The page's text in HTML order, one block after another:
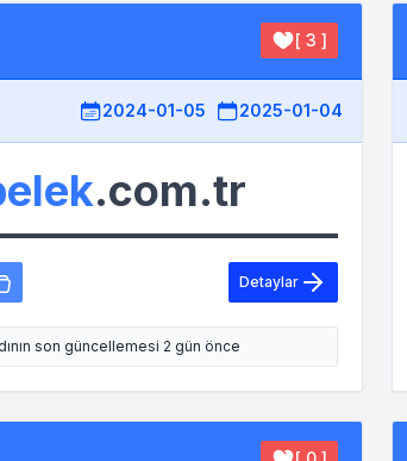
[ 3 ]
2024-01-05 2025-01-04
.com.tr
Detaylar
son güncellemesi 2 gün önce